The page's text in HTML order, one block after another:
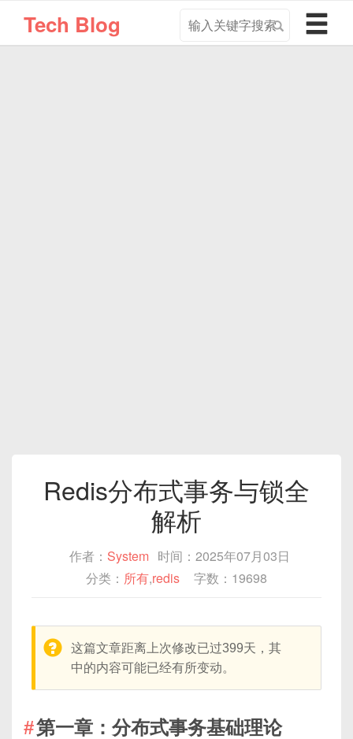
Tech Blog
导
航
Redis分布式事务与锁全
解析
作者： System 时间：2025年07月03日
分类： 所有,redis 字数：19698
warning:
这篇文章距离上次修改已过399天，其
中的内容可能已经有所变动。
第一章：分布式事务基础理论